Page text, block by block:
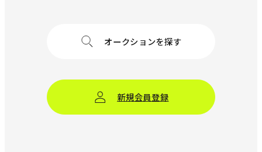
オークションを探す
新規会員登録